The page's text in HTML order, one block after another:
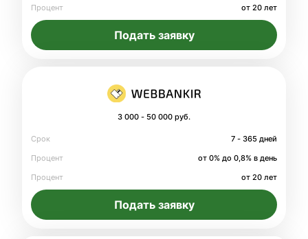
Процент
от 20 лет
Подать заявку
3 000 - 50 000 руб.
Срок
7 - 365 дней
Процент
от 0% до 0,8% в день
Процент
от 20 лет
Подать заявку